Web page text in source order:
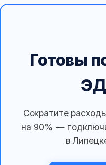
Готовы
Сократите
на 90% —
в